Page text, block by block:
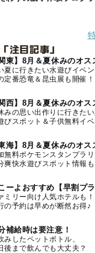
注目記事」
関東】8月＆夏休みのオス
夏に行きたい水遊びイベ
定番恐竜＆昆虫展も開催！
関西】8月＆夏休みのオス
みの思い出作りに行きたい
びスポット＆子供無料イベ
東海】8月＆夏休みのオス
無料ポケモンスタンプラ
爽快水遊びスポット情報も
ーよおすすめ【早割プラ
ミリー向け人気ホテルも！
の予約は早めが断然お得♪
補給時は要注意！
みしたペットボトル、
後まで飲んでも大丈夫？